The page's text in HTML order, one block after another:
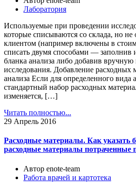
Лаборатория
Используемые при проведении
которые списываются со склада, но не
клиентом (например включены в
списать двумя способами — заполнив
бланка анализа либо добавив вручную
исследования. Добавление расходных
анализа Если для определенного вида
стандартный набор расходных
изменяется, […]
Читать полностью...
29 Апрель 2016
Расходные материалы. Как указать
расходные материалы потраченные
Автор enote-team
Работа врачей и картотека